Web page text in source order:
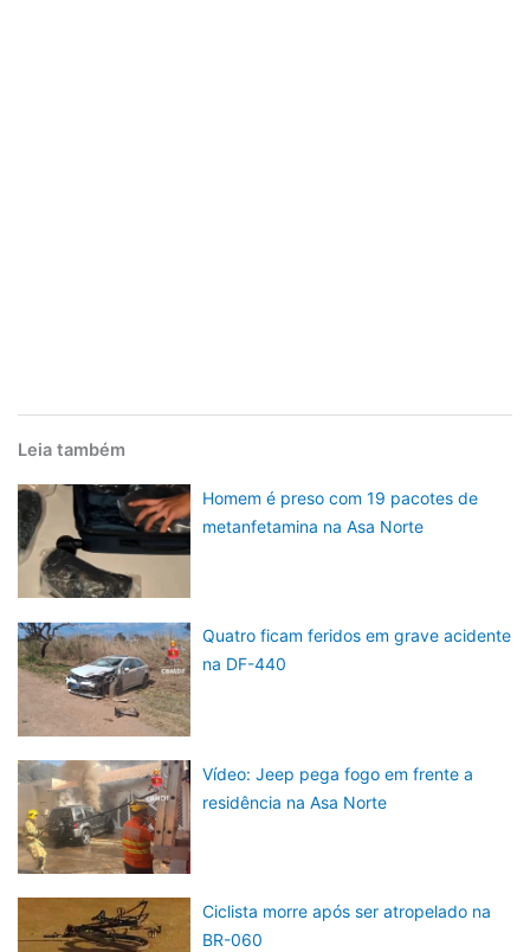
Leia também
Homem é preso com 19 pacotes de
metanfetamina na Asa Norte
Quatro ficam feridos em grave acidente
na DF-440
Vídeo: Jeep pega fogo em frente a
residência na Asa Norte
Ciclista morre após ser atropelado na
BR-060